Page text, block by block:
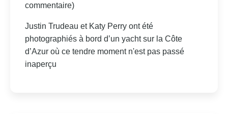
commentaire)
Justin Trudeau et Katy Perry ont été
photographiés à bord d’un yacht sur la Côte
d’Azur où ce tendre moment n'est pas passé
inaperçu